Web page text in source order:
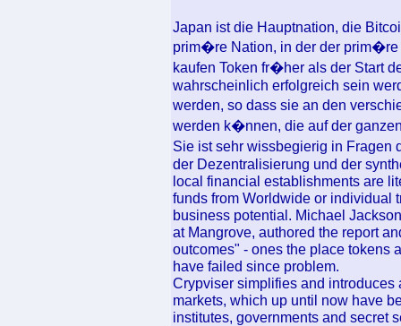
Japan ist die Hauptnation, die
prim�re Nation, in der der
kaufen Token fr�her als der Start
wahrscheinlich erfolgreich sein
werden, so dass sie an den
werden k�nnen, die auf der
Sie ist sehr wissbegierig in
der Dezentralisierung und der
local financial establishments are
funds from Worldwide or individual
business potential. Michael
at Mangrove, authored the report
outcomes" - ones the place tokens
have failed since problem.
Crypviser simplifies and introduces
markets, which up until now have
institutes, governments and secret